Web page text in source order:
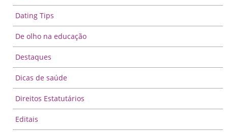
Dating Tips
De olho na educação
Destaques
Dicas de saúde
Direitos Estatutários
Editais